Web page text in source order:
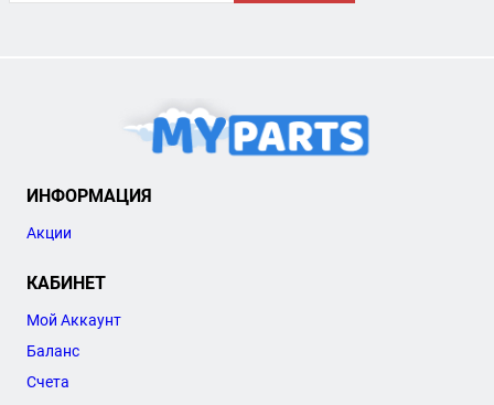
ИНФОРМАЦИЯ
Акции
КАБИНЕТ
Мой Аккаунт
Баланс
Счета